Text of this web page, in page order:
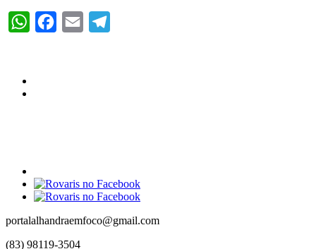
WhatsAppFacebook
Email
portalalhandraemfoco@gmail.com
(83) 98119-3504